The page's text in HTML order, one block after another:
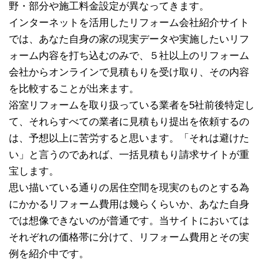
野・部分や施工料金設定が異なってきます。
インターネットを活用したリフォーム会社紹介サイト
では、あなた自身の家の現実データや実施したいリフ
ォーム内容を打ち込むのみで、５社以上のリフォーム
会社からオンラインで見積もりを受け取り、その内容
を比較することが出来ます。
浴室リフォームを取り扱っている業者を5社前後特定し
て、それらすべての業者に見積もり提出を依頼するの
は、予想以上に苦労すると思います。「それは避けた
い」と言うのであれば、一括見積もり請求サイトが重
宝します。
思い描いている通りの居住空間を現実のものとする為
にかかるリフォーム費用は幾らくらいか、あなた自身
では想像できないのが普通です。当サイトにおいては
それぞれの価格帯に分けて、リフォーム費用とその実
例を紹介中です。